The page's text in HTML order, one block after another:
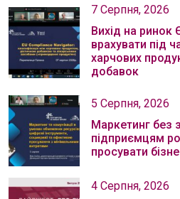
7 Серпня, 2026
Вихід на ринок
врахувати під
харчових
добавок
5 Серпня, 2026
Маркетинг без
підприємцям
просувати
4 Серпня, 2026